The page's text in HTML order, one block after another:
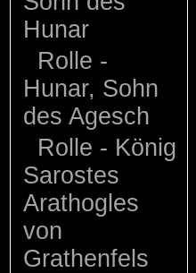
Hunar
Rolle -
Hunar, Sohn
des Agesch
Rolle - König
Sarostes
Arathogles
von
Grathenfels